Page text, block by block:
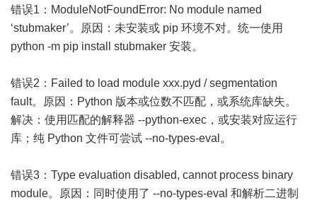
错误1：ModuleNotFoundError: No module named
‘stubmaker’。原因：未安装或 pip 环境不对。统一使用
python -m pip install stubmaker 安装。
错误2：Failed to load module xxx.pyd / segmentation
fault。原因：Python 版本或位数不匹配，或系统库缺失。
解决：使用匹配的解释器 --python-exec，或安装对应运行
库；纯 Python 文件可尝试 --no-types-eval。
错误3：Type evaluation disabled, cannot process binary
module。原因：同时使用了 --no-types-eval 和解析二进制